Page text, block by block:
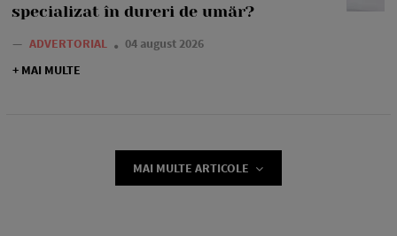
specializat în dureri de umăr?
— ADVERTORIAL
04 august 2026
+ MAI MULTE
MAI MULTE ARTICOLE